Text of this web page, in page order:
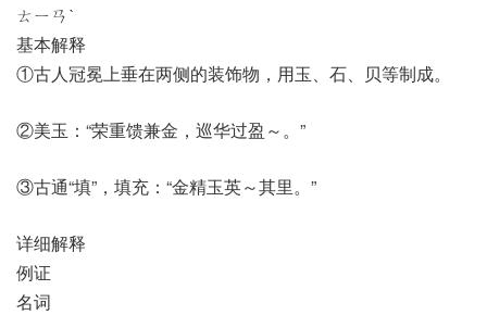
ㄊㄧㄢˋ
基本解释
①古人冠冕上垂在两侧的装饰物，用玉、石、贝等制成。
②美玉：“荣重馈兼金，巡华过盈～。”
③古通“填”，填充：“金精玉英～其里。”
详细解释
例证
名词